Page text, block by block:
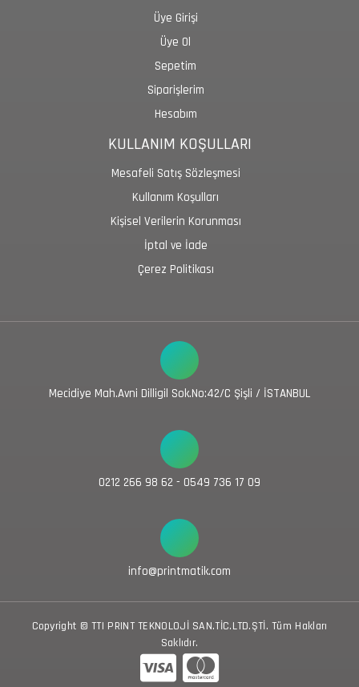
Üye Girişi
Üye Ol
Sepetim
Siparişlerim
Hesabım
KULLANIM KOŞULLARI
Mesafeli Satış Sözleşmesi
Kullanım Koşulları
Kişisel Verilerin Korunması
İptal ve İade
Çerez Politikası
Mecidiye Mah.Avni Dilligil Sok.No:42/C Şişli / İSTANBUL
0212 266 98 62 - 0549 736 17 09
info@printmatik.com
Copyright © TTI PRINT TEKNOLOJİ SAN.TİC.LTD.ŞTİ. Tüm Hakları
Saklıdır.